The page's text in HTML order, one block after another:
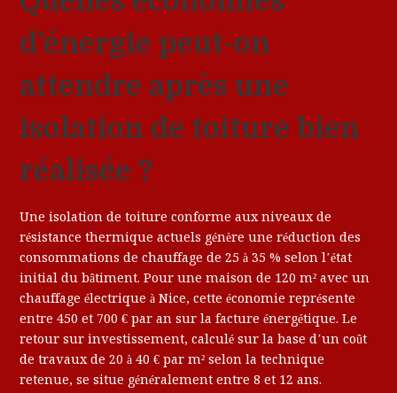
d’énergie peut-on
attendre après une
isolation de toiture bien
réalisée ?
Une isolation de toiture conforme aux niveaux de
résistance thermique actuels génère une réduction des
consommations de chauffage de 25 à 35 % selon l’état
initial du bâtiment. Pour une maison de 120 m² avec un
chauffage électrique à Nice, cette économie représente
entre 450 et 700 € par an sur la facture énergétique. Le
retour sur investissement, calculé sur la base d’un coût
de travaux de 20 à 40 € par m² selon la technique
retenue, se situe généralement entre 8 et 12 ans.